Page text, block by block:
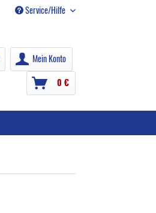
Service/Hilfe
Mein Konto
0 €